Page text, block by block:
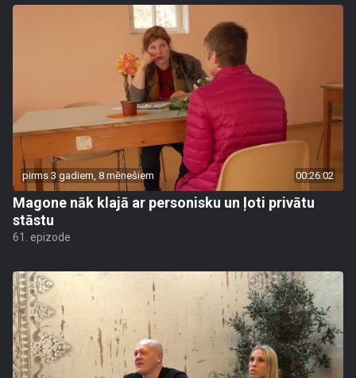
pirms 3 gadiem, 8 mēnešiem 00:26:02
Magone nāk klajā ar personisku un ļoti privātu
stāstu
61. epizode